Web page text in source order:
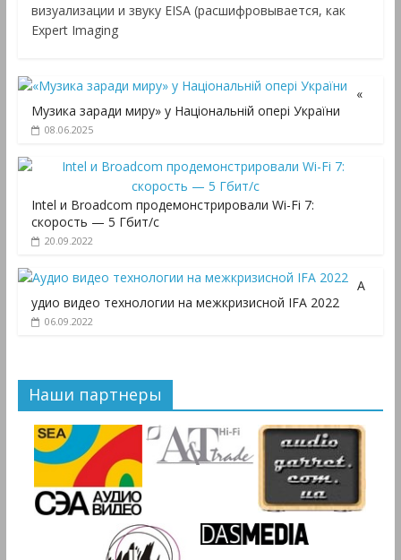
визуализации и звуку EISA (расшифровывается, как
Expert Imaging
«
Музика заради миру» у Національній опері України
08.06.2025
Intel и Broadcom продемонстрировали Wi-Fi 7:
скорость — 5 Гбит/с
20.09.2022
А
удио видео технологии на межкризисной IFA 2022
06.09.2022
Наши партнеры